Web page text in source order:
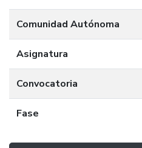
Comunidad Autónoma
Asignatura
Convocatoria
Fase